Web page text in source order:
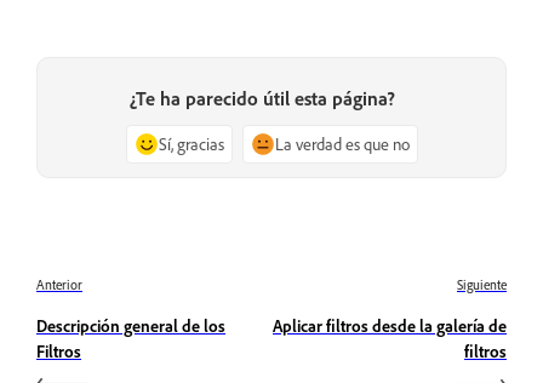
¿Te ha parecido útil esta página?
Sí, gracias La verdad es que no
Anterior
Descripción general de los
Filtros
Siguiente
Aplicar filtros desde la galería de
filtros